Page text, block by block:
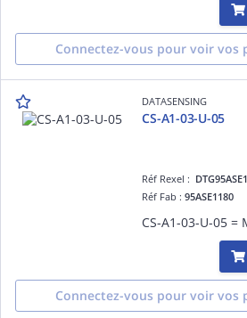
Connectez-vous pour voir vos
DATASENSING
CS-A1-03-U-05
Réf Rexel :
Réf Fab :95ASE1180
Connectez-vous pour voir vos